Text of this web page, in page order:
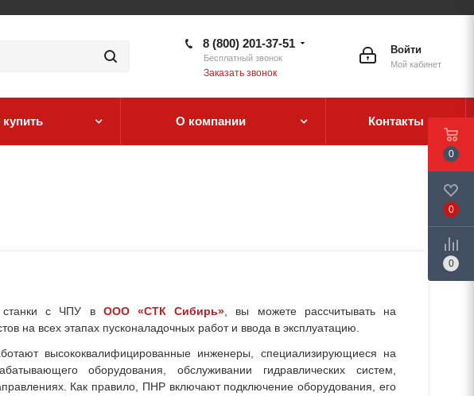
Войти
Мой кабинет
8 (800) 201-37-51
Бесплатный звонок
Заказать звонок
купить О компании Контакты
станки с ЧПУ в ООО «СТК Сибирь» , вы можете рассчитывать на
на всех этапах пусконаладочных работ и ввода в эксплуатацию.
высококвалифицированные инженеры, специализирующиеся на
оборудования, обслуживании гидравлических систем,
Как правило, ПНР включают подключение оборудования, его
0
0
0